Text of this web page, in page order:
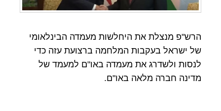
הרש"פ מנצלת את היחלשות מעמדה הבינלאומי
של ישראל בעקבות המלחמה ברצועת עזה כדי
לנסות ולשדרג את מעמדה באו"ם למעמד של
מדינה חברה מלאה באו"ם.